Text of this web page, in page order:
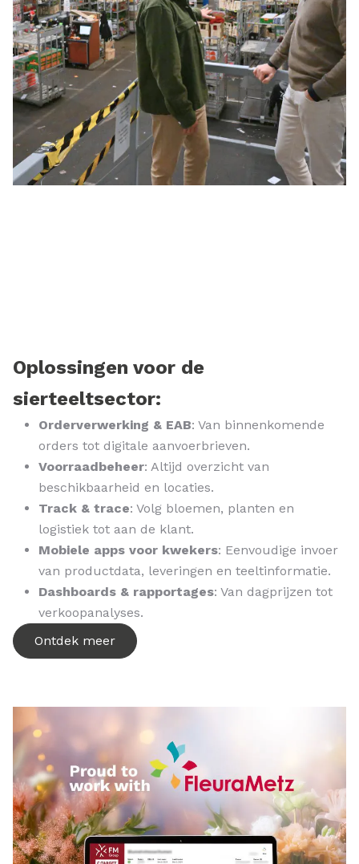
Oplossingen voor de
sierteeltsector:
Orderverwerking & EAB: Van binnenkomende
orders tot digitale aanvoerbrieven.
Voorraadbeheer: Altijd overzicht van
beschikbaarheid en locaties.
Track & trace: Volg bloemen, planten en
logistiek tot aan de klant.
Mobiele apps voor kwekers: Eenvoudige invoer
van productdata, leveringen en teeltinformatie.
Dashboards & rapportages: Van dagprijzen tot
verkoopanalyses.
Ontdek meer